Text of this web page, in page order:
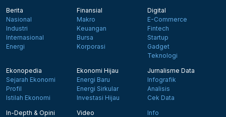
Berita
Nasional
Industri
Internasional
Energi
Finansial
Makro
Keuangan
Bursa
Korporasi
Digital
E-Commerce
Fintech
Startup
Gadget
Teknologi
Ekonopedia
Sejarah Ekonomi
Profil
Istilah Ekonomi
Ekonomi Hijau
Energi Baru
Energi Sirkular
Investasi Hijau
Jurnalisme Data
Infografik
Analisis
Cek Data
In-Depth & Opini
Video
Info